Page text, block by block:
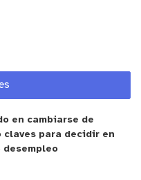
recalcó que este
esfuerzo académico,
oportunidades de
cultural de las
en cambiarse de
claves para decidir en